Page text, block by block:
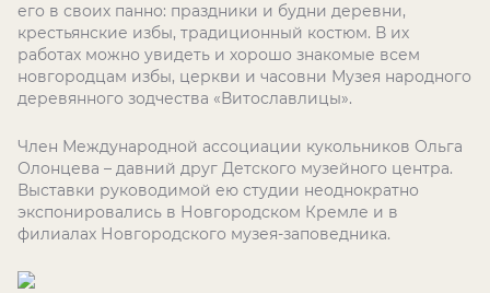
его в своих панно: праздники и будни деревни,
крестьянские избы, традиционный костюм. В их
работах можно увидеть и хорошо знакомые всем
новгородцам избы, церкви и часовни Музея народного
деревянного зодчества «Витославлицы».
Член Международной ассоциации кукольников Ольга
Олонцева – давний друг Детского музейного центра.
Выставки руководимой ею студии неоднократно
экспонировались в Новгородском Кремле и в
филиалах Новгородского музея-заповедника.